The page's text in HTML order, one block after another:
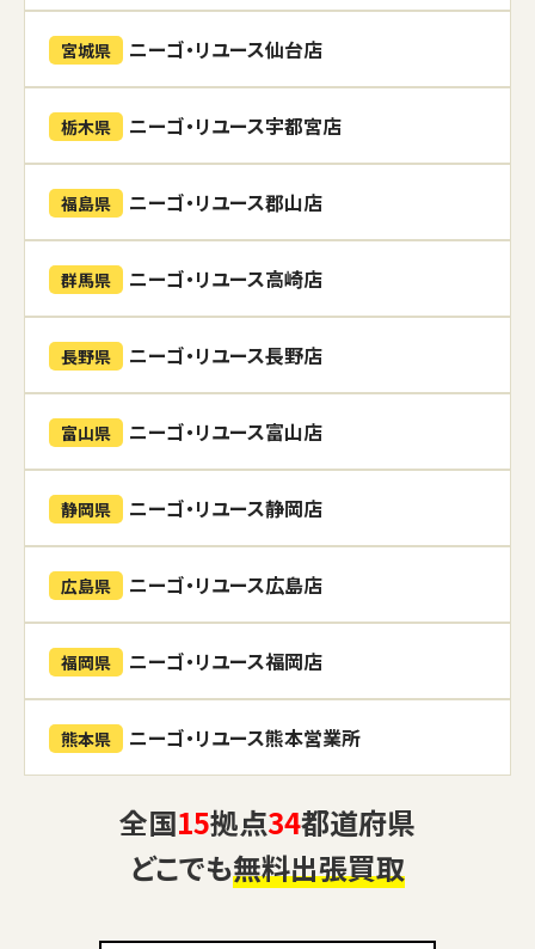
宮城県 ニーゴ・リユース仙台店
栃木県 ニーゴ・リユース宇都宮店
福島県 ニーゴ・リユース郡山店
群馬県 ニーゴ・リユース高崎店
長野県 ニーゴ・リユース長野店
富山県 ニーゴ・リユース富山店
静岡県 ニーゴ・リユース静岡店
広島県 ニーゴ・リユース広島店
福岡県 ニーゴ・リユース福岡店
熊本県 ニーゴ・リユース熊本営業所
全国15拠点34都道府県
どこでも無料出張買取